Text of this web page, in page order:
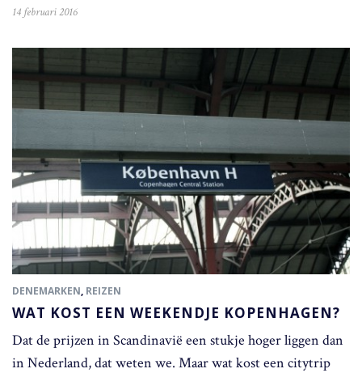
14 februari 2016
DENEMARKEN, REIZEN
WAT KOST EEN WEEKENDJE KOPENHAGEN?
Dat de prijzen in Scandinavië een stukje hoger liggen dan
in Nederland, dat weten we. Maar wat kost een citytrip